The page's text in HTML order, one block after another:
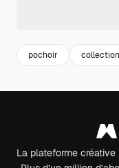
pochoir collection
La plateforme